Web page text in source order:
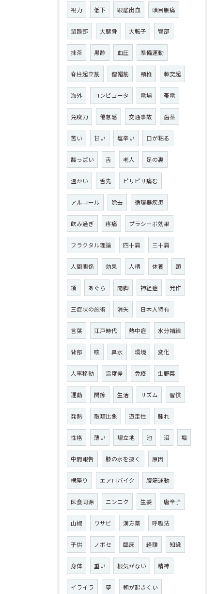
視力 低下 眼底出血 頭目脹痛
鼠蹊部 大腿骨 大転子 臀部
抹茶 黒酢 血圧 準備運動
脊柱起立筋 僧帽筋 頸椎 棘突起
海外 コンピュータ 電場 帯電
免疫力 倦怠感 交通事故 歯茎
苦い 甘い 塩辛い 口が粘る
酸っぱい 舌 老人 足の裏
温かい 舌先 ピリピリ痛む
アルコール 除去 循環器疾患
飲み過ぎ 疼痛 プラシーボ効果
フラクタル理論 四十肩 三十肩
人間関係 効果 人柄 休養 頸
項 あぐら 開脚 神経症 発作
三症状の施術 消失 日本人特有
言葉 江戸時代 熱中症 水分補給
背部 咳 鼻水 環境 変化
人事移動 温度差 免疫 生野菜
運動 関節 生活 リズム 習慣
発熱 取類比象 遊走性 腫れ
性格 薄い 埋立地 池 沼 堀
中間報告 膝の水を抜く 原因
横座り エアロバイク 腹筋運動
医食同源 ニンニク 生姜 唐辛子
山椒 ワサビ 漢方薬 呼吸法
子供 ノボセ 臨床 経験 知識
身体 重い 根気がない 精神
イライラ 夢 朝が起きくい